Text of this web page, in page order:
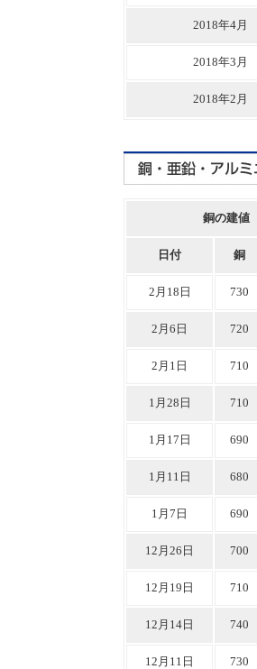
2018年4月
2018年3月
2018年2月
銅の建値
日付 銅
2月18日 730
2月6日 720
2月1日 710
1月28日 710
1月17日 690
1月11日 680
1月7日 690
12月26日 700
12月19日 710
12月14日 740
12月11日 730